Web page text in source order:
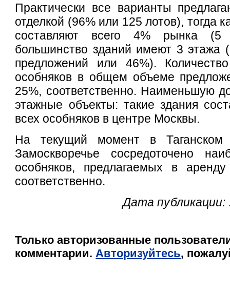
Практически все варианты
отделкой (96% или 125 лотов), тогда
составляют всего 4% рынка
большинство зданий имеют 3 этажа
предложений или 46%).
особняков в общем объеме
25%, соответственно. Наименьшую
этажные объекты: такие здания
всех особняков в центре Москвы.
На текущий момент в
Замоскворечье сосредоточено
особняков, предлагаемых в
соответственно.
Дата публикации:
Только авторизованные
комментарии. Авторизуйтесь,